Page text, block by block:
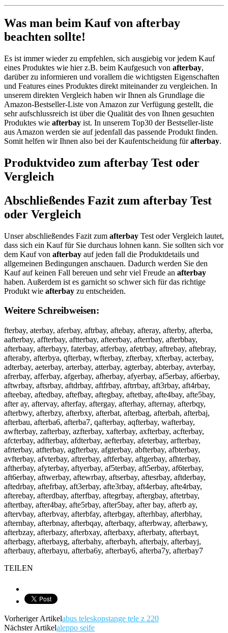
Was man beim Kauf von afterbay
beachten sollte!
Es ist immer wieder zu empfehlen, sich ausgiebig vor jedem Kauf
eines Produktes wie hier z.B. beim Kaufgesuch von afterbay,
darüber zu informieren und vorallem die wichtigsten Eigenschaften
und Features eines Produktes direkt miteinander zu vergleichen. In
unserem direkten Vergleich haben wir Ihnen als Grundlage die
Amazon-Bestseller-Liste von Amazon zur Verfügung gestellt, die
sehr aufschlussreich ist über die Qualität des von Ihnen gesuchten
Produktes wie afterbay ist. In unserem Top30 der Bestseller-liste
aus Amazon werden sie auf jedenfall das passende Produkt finden.
Somit helfen wir Ihnen also bei der Kaufentscheidung fürafterbay.
Produktvideo zum afterbay Test oder
Vergleich
Abschließendes Fazit zum afterbay Test
oder Vergleich
Unser abschließendes Fazit zum afterbay Test oder Vergleich lautet,
dass sich ein Kauf für Sie durchaus lohnen kann. Sie sollten sich vor
dem Kauf von afterbay auf jeden fall die Produktdetails und
allgemeinen Bedingungen anschauen. Dadurch werden Sie den
Kauf auf keinen Fall bereuen und sehr viel Freude an afterbay
haben. Außerdem ist es garnicht so schwer sich für das richtige
Produkt wie afterbay zu entscheiden.
Weitere Schreibweisen:
fterbay, aterbay, aferbay, aftrbay, aftebay, afteray, afterby, afterba,
aafterbay, affterbay, aftterbay, afteerbay, afterrbay, afterbbay,
afterbaay, afterbayy, faterbay, atferbay, afetrbay, aftrebay, aftebray,
afteraby, afterbya, qfterbay, wfterbay, zfterbay, xfterbay, acterbay,
adterbay, aeterbay, arterbay, atterbay, agterbay, abterbay, avterbay,
afrerbay, afferbay, afgerbay, afherbay, afyerbay, af5erbay, af6erbay,
aftwrbay, aftsrbay, aftdrbay, aftfrbay, aftrrbay, aft3rbay, aft4rbay,
afteebay, aftedbay, aftefbay, aftegbay, aftetbay, afte4bay, afte5bay,
after ay, aftervay, afterfay, aftergay, afterhay, afternay, afterbqy,
afterbwy, afterbzy, afterbxy, afterbat, afterbag, afterbah, afterbaj,
afterbau, afterba6, afterba7, qafterbay, aqfterbay, wafterbay,
awfterbay, zafterbay, azfterbay, xafterbay, axfterbay, acfterbay,
afcterbay, adfterbay, afdterbay, aefterbay, afeterbay, arfterbay,
afrterbay, atfterbay, agfterbay, afgterbay, abfterbay, afbterbay,
avfterbay, afvterbay, aftrerbay, aftferbay, aftgerbay, afhterbay,
aftherbay, afyterbay, aftyerbay, af5terbay, aft5erbay, af6terbay,
aft6erbay, aftwerbay, aftewrbay, aftserbay, aftesrbay, aftderbay,
aftedrbay, aftefrbay, aft3erbay, afte3rbay, aft4erbay, afte4rbay,
afterebay, afterdbay, afterfbay, aftegrbay, aftergbay, aftetrbay,
aftertbay, after4bay, afte5rbay, after5bay, after bay, afterb ay,
aftervbay, afterbvay, afterbfay, afterbgay, afterhbay, afterbhay,
afternbay, afterbnay, afterbqay, afterbaqy, afterbway, afterbawy,
afterbzay, afterbazy, afterbxay, afterbaxy, afterbaty, afterbayt,
afterbagy, afterbayg, afterbahy, afterbayh, afterbajy, afterbayj,
afterbauy, afterbayu, afterba6y, afterbay6, afterba7y, afterbay7
TEILEN
Vorheriger Artikelabus teleskopstange tele z 220
Nächster Artikelaleppo seife